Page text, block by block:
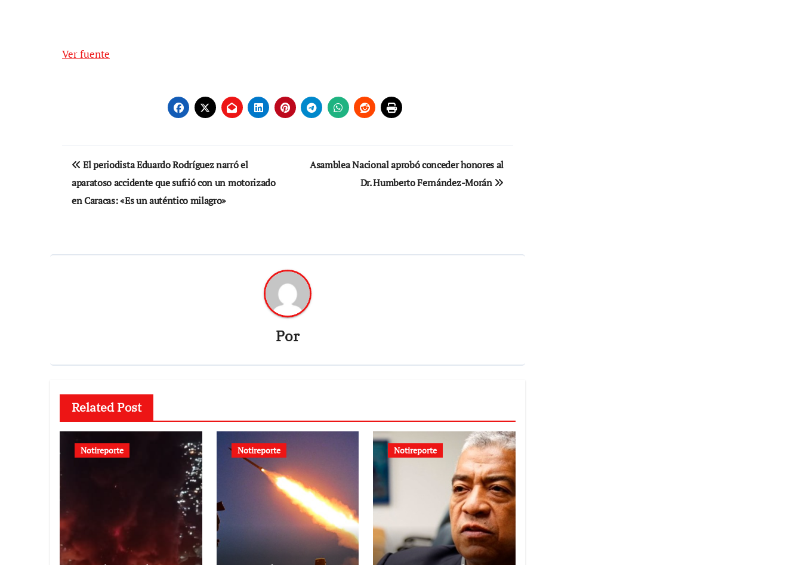
Ver fuente
Navegación
de
entradas
El periodista Eduardo Rodríguez narró el
aparatoso accidente que sufrió con un motorizado
en Caracas: «Es un auténtico milagro»
Asamblea Nacional aprobó conceder honores al
Dr. Humberto Fernández-Morán
Por
Related Post
Notireporte Notireporte Notireporte